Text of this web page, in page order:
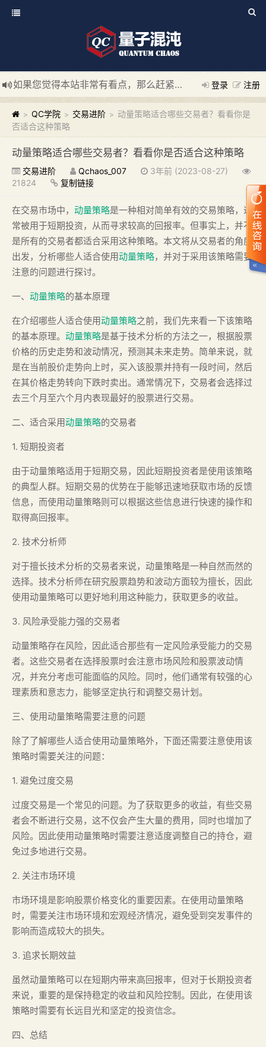
登录 注册
如果您觉得本站非常有看点，那么赶紧使用Ctrl+D 收藏我们吧
新添加量子混沌系统板块，欢迎大家访问！
---“量子混沌系
> QC学院 > 交易进阶 > 动量策略适合哪些交易者？看看你是
否适合这种策略
动量策略适合哪些交易者？看看你是否适合这种策略
交易进阶 Qchaos_007
3年前 (2023-08-27)
21824
复制链接
在交易市场中， 动量策略是一种相对简单有效的交易策略，通
常被用于短期投资，从而寻求较高的回报率。但事实上，并不
是所有的交易者都适合采用这种策略。本文将从交易者的角度
出发，分析哪些人适合使用动量策略，并对于采用该策略需要
注意的问题进行探讨。
一、 动量策略的基本原理
在介绍哪些人适合使用动量策略之前，我们先来看一下该策略
的基本原理。 动量策略是基于技术分析的方法之一，根据股票
价格的历史走势和波动情况，预测其未来走势。简单来说，就
是在当前股价走势向上时，买入该股票并持有一段时间，然后
在其价格走势转向下跌时卖出。通常情况下，交易者会选择过
去三个月至六个月内表现最好的股票进行交易。
二、适合采用动量策略的交易者
1. 短期投资者
由于动量策略适用于短期交易，因此短期投资者是使用该策略
的典型人群。短期交易的优势在于能够迅速地获取市场的反馈
信息，而使用动量策略则可以根据这些信息进行快速的操作和
取得高回报率。
2. 技术分析师
对于擅长技术分析的交易者来说，动量策略是一种自然而然的
选择。技术分析师在研究股票趋势和波动方面较为擅长，因此
使用动量策略可以更好地利用这种能力，获取更多的收益。
3. 风险承受能力强的交易者
动量策略存在风险，因此适合那些有一定风险承受能力的交易
者。这些交易者在选择股票时会注意市场风险和股票波动情
况，并充分考虑可能面临的风险。同时，他们通常有较强的心
理素质和意志力，能够坚定执行和调整交易计划。
三、使用动量策略需要注意的问题
除了了解哪些人适合使用动量策略外，下面还需要注意使用该
策略时需要关注的问题：
1. 避免过度交易
过度交易是一个常见的问题。为了获取更多的收益，有些交易
者会不断进行交易，这不仅会产生大量的费用，同时也增加了
风险。因此使用动量策略时需要注意适度调整自己的持仓，避
免过多地进行交易。
2. 关注市场环境
市场环境是影响股票价格变化的重要因素。在使用动量策略
时，需要关注市场环境和宏观经济情况，避免受到突发事件的
影响而造成较大的损失。
3. 追求长期效益
虽然动量策略可以在短期内带来高回报率，但对于长期投资者
来说，重要的是保持稳定的收益和风险控制。因此，在使用该
策略时需要有长远目光和坚定的投资信念。
四、总结